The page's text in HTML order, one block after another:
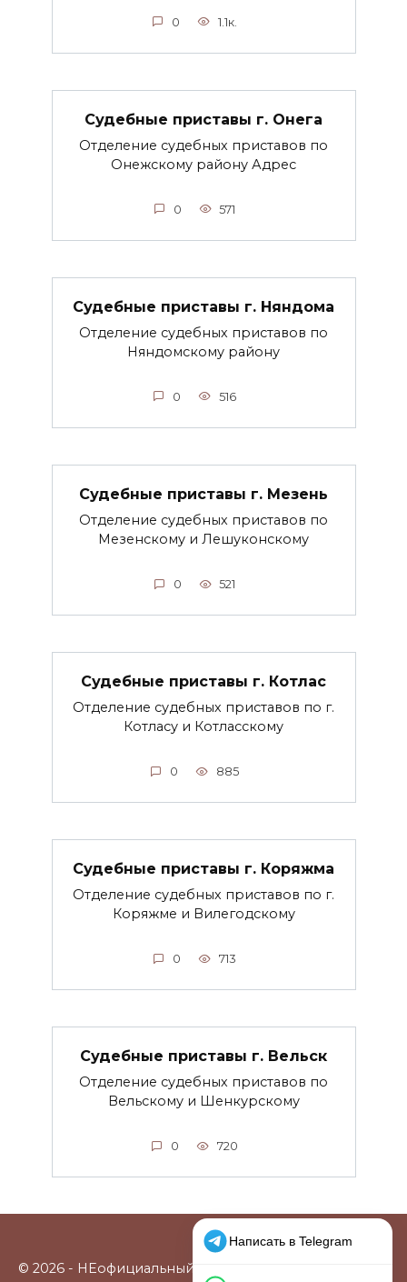
0 1.1к.
Судебные приставы г. Онега
Отделение судебных приставов по
Онежскому району Адрес
0 571
Судебные приставы г. Няндома
Отделение судебных приставов по
Няндомскому району
0 516
Судебные приставы г. Мезень
Отделение судебных приставов по
Мезенскому и Лешуконскому
0 521
Судебные приставы г. Котлас
Отделение судебных приставов по г.
Котласу и Котласскому
0 885
Судебные приставы г. Коряжма
Отделение судебных приставов по г.
Коряжме и Вилегодскому
0 713
Судебные приставы г. Вельск
Отделение судебных приставов по
Вельскому и Шенкурскому
0 720
© 2026 - НЕофициальный информационный сайт,